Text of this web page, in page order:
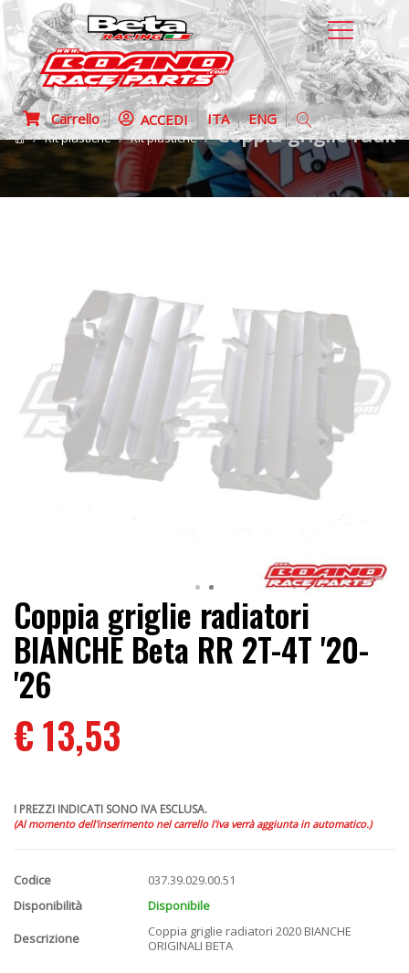
Carrello ACCEDI ITA ENG
Kit plastiche Kit plastiche Coppia griglie
Coppia griglie radiatori
BIANCHE Beta RR 2T-4T '20-
'26
€ 13,53
I PREZZI INDICATI SONO IVA ESCLUSA.
(Al momento dell'inserimento nel carrello l'iva verrà aggiunta in automatico.)
Codice
037.39.029.00.51
Disponibilità
Disponibile
Descrizione
Coppia griglie radiatori 2020 BIANCHE
ORIGINALI BETA